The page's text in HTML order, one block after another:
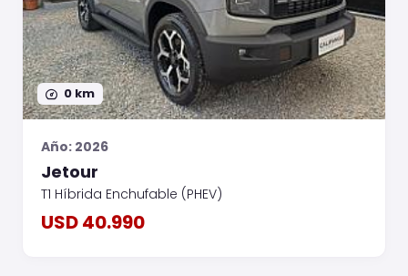
0 km
Año: 2026
Jetour
T1 Híbrida Enchufable (PHEV)
USD 40.990